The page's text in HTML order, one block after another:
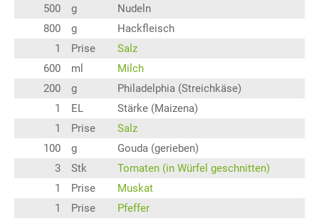
500 g
Nudeln
800
g
Hackfleisch
1
Prise
Salz
600
ml
Milch
200
g
Philadelphia (Streichkäse)
1
EL
Stärke (Maizena)
1
Prise
Salz
100
g
Gouda (gerieben)
3
Stk
Tomaten (in Würfel geschnitten)
1
Prise
Muskat
1
Prise
Pfeffer